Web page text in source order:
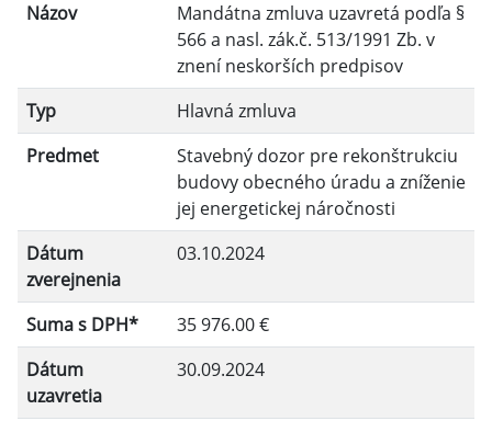
Suma od:
Filtrovať
Názov
Mandátna zmluva uzavretá podľa §
566 a nasl. zák.č. 513/1991 Zb. v
znení neskorších predpisov
Typ
Hlavná zmluva
Predmet
Stavebný dozor pre rekonštrukciu
budovy obecného úradu a zníženie
jej energetickej náročnosti
Dátum
zverejnenia
03.10.2024
Suma s DPH*
35 976.00 €
Dátum
uzavretia
30.09.2024